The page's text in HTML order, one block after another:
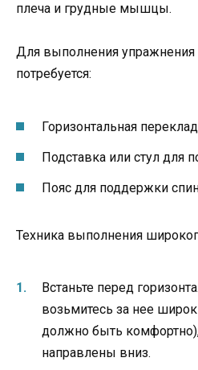
плеча и грудные мышцы.
Для выполнения упражнения
потребуется:
Горизонтальная
Подставка или стул для
Пояс для поддержки
Техника выполнения
Встаньте перед
возьмитесь за нее
должно быть
направлены вниз.